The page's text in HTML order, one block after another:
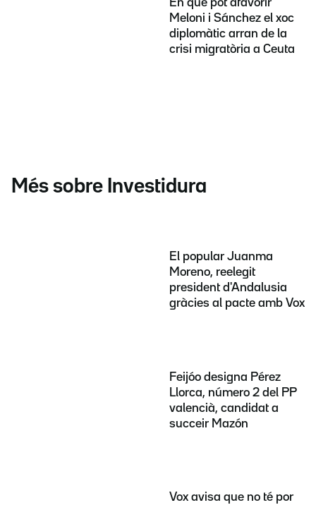
En què pot afavorir
Meloni i Sánchez el xoc
diplomàtic arran de la
crisi migratòria a Ceuta
Més sobre Investidura
El popular Juanma
Moreno, reelegit
president d'Andalusia
gràcies al pacte amb Vox
Feijóo designa Pérez
Llorca, número 2 del PP
valencià, candidat a
succeir Mazón
Vox avisa que no té por